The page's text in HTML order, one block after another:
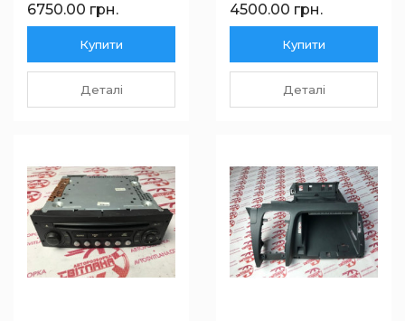
6750.00 грн.
Купити
Деталі
4500.00 грн.
Купити
Деталі